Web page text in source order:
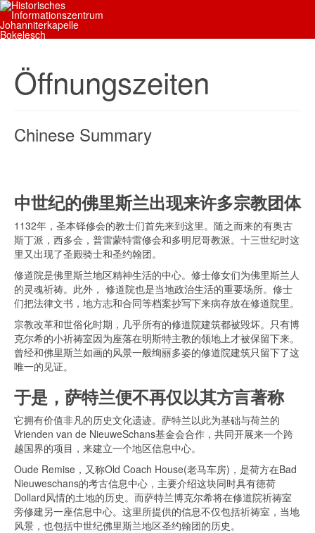
Öffnungszeiten
Chinese Summary
中世纪的佛里斯兰出现来许多宗教团体
1132年，圣本铎修会的教士们首先来到这里。随之而来的有奥古
斯丁派，西多会，普雷蒙特雷修会和多明尼哥教派。十三世纪时这
里又出现了圣殿骑士和圣约翰团。
修道院是佛里斯兰地区精神生活的中心。修士修女们为佛里斯兰人
的灵魂祈祷。此外， 修道院也是当地政治生活的重要场所。修士
们把法律文书，地方志和合同等档案抄写下来病存放在修道院里。
宗教改革和世俗化时期，几乎所有的修道院建筑都被毁坏。只有博
克尔希的小祈祷室因为座落在明斯特主教的领地上才被保留下来。
曾经和佛里斯兰如画的风景一般绚丽多姿的修道院建筑只留下了这
唯一的见证。
于是，萨特兰便不再仅以其方言著称
它拥有价值非凡的历史文化遗迹。萨特兰以此为基础与荷兰的
Vrienden van de NieuweSchans基金会合作，共同开展来一个跨
越国界的项目，来建立一个地区信息中心。
Oude Remise，又称Old Coach House(老马车房)，是荷方在Bad
Nieuweschans的考古信息中心，主要介绍这块同时具有德荷
Dollard风情的土地的历史。而萨特兰博克尔希将在修道院祈祷室
旁修建另一座信息中心。这里所提供的信息不仅包括祈祷室，当地
风景，也包括中世纪佛里斯兰地区圣约翰团的历史。